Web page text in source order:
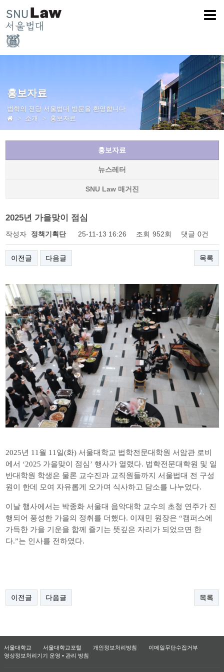
홍보자료
법학의 전당 서울법대 방문을 환영합니다
소개
홍보자료
홍보자료
뉴스레터
SNU Law 매거진
2025년 가을맞이 점심
작성자 정책기획단 25-11-13 16:26 조회 952회 댓글 0건
이전글 다음글 목록
2025년 11 월 11 일(화) 서울대학교 법학전문대학원 서암관 로비
에서 ‘2025 가을맞이 점심’ 행사가 열렸다. 법학전문대학원 및 일
반대학원 학생은 물론 교수진과 교직원들까지 서울법대 전 구성
원이 한데 모여 자유롭게 오가며 식사하고 담소를 나누었다.
이날 행사에서는 박종화 서울대 음악대학 교수의 초청 연주가 진
행되어 풍성한 가을의 정취를 더했다. 이재민 원장은 “캠퍼스에
가득한 가을 기운을 함께 즐기는 뜻깊은 자리가 되었으면 한
다.”는 인사를 전하였다.
이전글 다음글 목록
서울대학교 서울대학교포털 개인정보처리방침
이메일무단수집거부
영상정보처리기기 운영 • 관리 방침